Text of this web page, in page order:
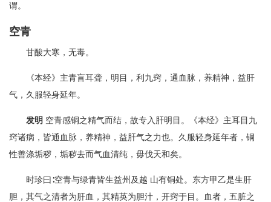
谓。
空青
甘酸大寒，无毒。
《本经》主青盲耳聋，明目，利九窍，通血脉，养精神，益肝
气，久服轻身延年。
发明 空青感铜之精气而结，故专入肝明目。《本经》主耳目九
窍诸病，皆通血脉，养精神，益肝气之力也。久服轻身延年者，铜
性善涤垢秽，垢秽去而气血清纯，毋伐天和矣。
时珍曰∶空青与绿青皆生益州及越 山有铜处。东方甲乙是生肝
胆，其气之清者为肝血，其精英为胆汁，开窍于目。血者，五脏之